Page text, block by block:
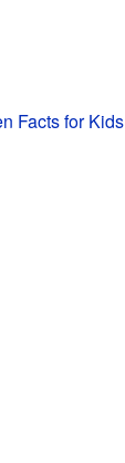
Facts for Kids